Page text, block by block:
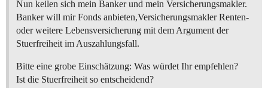
Nun keilen sich mein Banker und mein Versicherungsmakler.
Banker will mir Fonds anbieten,Versicherungsmakler Renten-
oder weitere Lebensversicherung mit dem Argument der
Stuerfreiheit im Auszahlungsfall.
Bitte eine grobe Einschätzung: Was würdet Ihr empfehlen?
Ist die Stuerfreiheit so entscheidend?